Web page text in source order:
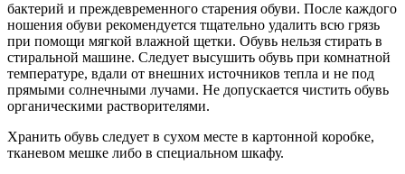
бактерий и преждевременного старения обуви. После каждого
ношения обуви рекомендуется тщательно удалить всю грязь
при помощи мягкой влажной щетки. Обувь нельзя стирать в
стиральной машине. Следует высушить обувь при комнатной
температуре, вдали от внешних источников тепла и не под
прямыми солнечными лучами. Не допускается чистить обувь
органическими растворителями.
Хранить обувь следует в сухом месте в картонной коробке,
тканевом мешке либо в специальном шкафу.